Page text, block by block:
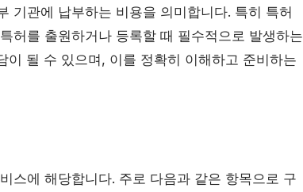
기관에 납부하는 비용을 의미합니다. 특히 특허
허를 출원하거나 등록할 때 필수적으로 발생하는
될 수 있으며, 이를 정확히 이해하고 준비하는
스에 해당합니다. 주로 다음과 같은 항목으로 구